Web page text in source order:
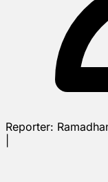
Reporter: